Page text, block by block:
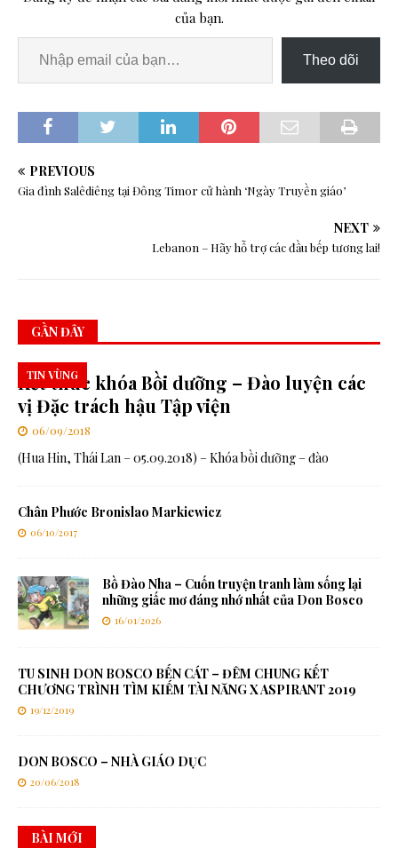
của bạn.
Theo dõi
PREVIOUS
Gia đình Salêdiêng tại Đông Timor cử hành ‘Ngày Truyền giáo’
NEXT
Lebanon – Hãy hỗ trợ các đầu bếp tương lai!
GẦN ĐÂY
Kết thúc khóa Bồi dưỡng – Đào luyện các
vị Đặc trách hậu Tập viện
TIN VÙNG
06/09/2018
(Hua Hin, Thái Lan – 05.09.2018) – Khóa bồi dưỡng – đào
Chân Phước Bronislao Markiewicz
06/10/2017
Bồ Đào Nha – Cuốn truyện tranh làm sống lại
những giấc mơ đáng nhớ nhất của Don Bosco
16/01/2026
TU SINH DON BOSCO BẾN CÁT – ĐÊM CHUNG KẾT
CHƯƠNG TRÌNH TÌM KIẾM TÀI NĂNG X ASPIRANT 2019
19/12/2019
DON BOSCO – NHÀ GIÁO DỤC
20/06/2018
BÀI MỚI